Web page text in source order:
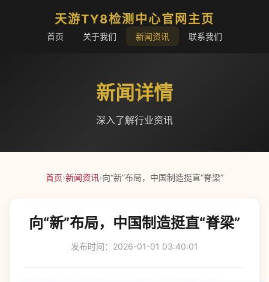
天游TY8检测中心官网主页
首页 关于我们 新闻资讯 联系我们
新闻详情
深入了解行业资讯
首页›新闻资讯›向“新”布局，中国制造挺直“脊梁”
向“新”布局，中国制造挺直“脊梁”
发布时间：2026-01-01 03:40:01